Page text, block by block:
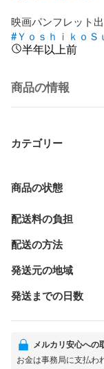
#ＹｏｓｈｉｋｏＳ
半年以上前
商品の情報
カテゴリー
商品の状態
配送料の負担
配送の方法
発送元の地域
発送までの日数
メルカリ安心への
お金は事務局に支払わ